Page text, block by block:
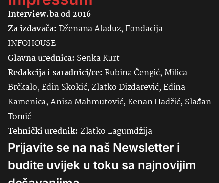
Interview.ba od 2016
Za izdavača:Dženana Alađuz, Fondacija
INFOHOUSE
Glavna urednica: SenkaKurt
Redakcija i saradnici/ce:Rubina Čengić, Milica
Brčkalo, Edin Skokić, Zlatko Dizdarević, Edina
Kamenica, Anisa Mahmutović, Kenan Hadžić, Slađan
Tomić
Tehnički urednik:Zlatko Lagumdžija
Prijavite se na naš Newsletter i
budite uvijek u toku sa najnovijim